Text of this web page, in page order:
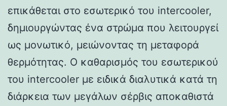
επικάθεται στο εσωτερικό του intercooler,
δημιουργώντας ένα στρώμα που λειτουργεί
ως μονωτικό, μειώνοντας τη μεταφορά
θερμότητας. Ο καθαρισμός του εσωτερικού
του intercooler με ειδικά διαλυτικά κατά τη
διάρκεια των μεγάλων σέρβις αποκαθιστά